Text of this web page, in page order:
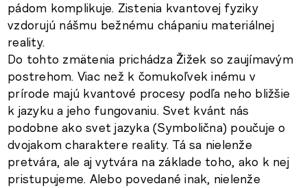
pádom komplikuje. Zistenia kvantovej fyziky
vzdorujú nášmu bežnému chápaniu materiálnej
reality.
Do tohto zmätenia prichádza Žižek so zaujímavým
postrehom. Viac než k čomukoľvek inému v
prírode majú kvantové procesy podľa neho bližšie
k jazyku a jeho fungovaniu. Svet kvánt nás
podobne ako svet jazyka (Symbolična) poučuje o
dvojakom charaktere reality. Tá sa nielenže
pretvára, ale aj vytvára na základe toho, ako k nej
pristupujeme. Alebo povedané inak, nielenže